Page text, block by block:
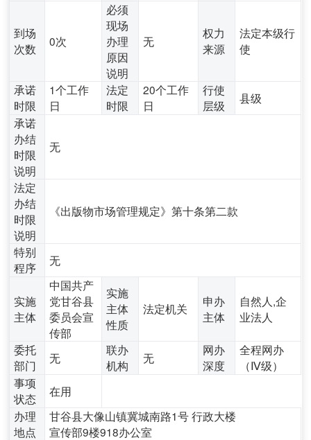
到场
次数
0次
必须
现场
办理
原因
说明
无
权力
来源
法定本级行
使
承诺
时限
1个工作
日
法定
时限
20个工作
日
行使
层级
县级
承诺
办结
时限
说明
无
法定
办结
时限
说明
《出版物市场管理规定》第十条第二款
特别
程序
无
实施
主体
中国共产
党甘谷县
委员会宣
传部
实施
主体
性质
法定机关
申办
主体
自然人,企
业法人
委托
部门
无
联办
机构
无
网办
深度
全程网办
（Ⅳ级）
事项
状态
在用
办理
地点
甘谷县大像山镇冀城南路1号 行政大楼
宣传部9楼918办公室